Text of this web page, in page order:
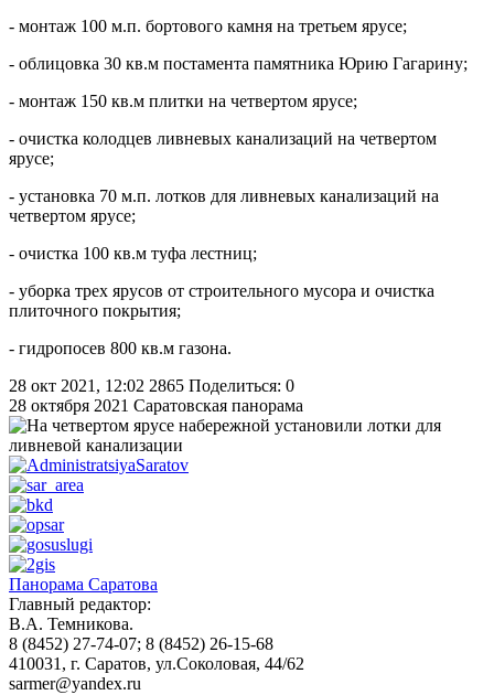
- монтаж 100 м.п. бортового камня на третьем ярусе;
- облицовка 30 кв.м постамента памятника Юрию Гагарину;
- монтаж 150 кв.м плитки на четвертом ярусе;
- очистка колодцев ливневых канализаций на четвертом
ярусе;
- установка 70 м.п. лотков для ливневых канализаций на
четвертом ярусе;
- очистка 100 кв.м туфа лестниц;
- уборка трех ярусов от строительного мусора и очистка
плиточного покрытия;
- гидропосев 800 кв.м газона.
28 окт 2021, 12:02 2865 Поделиться: 0
28 октября 2021 Саратовская панорама
Панорама Саратова
Главный редактор:
В.А. Темникова.
8 (8452) 27-74-07; 8 (8452) 26-15-68
410031, г. Саратов, ул.Соколовая, 44/62
sarmer@yandex.ru